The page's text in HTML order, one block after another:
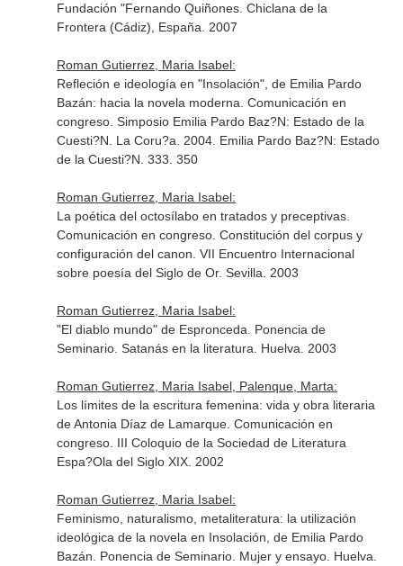
Fundación "Fernando Quiñones. Chiclana de la
Frontera (Cádiz), España. 2007
Roman Gutierrez, Maria Isabel:
Refleción e ideología en "Insolación", de Emilia Pardo
Bazán: hacia la novela moderna. Comunicación en
congreso. Simposio Emilia Pardo Baz?N: Estado de la
Cuesti?N. La Coru?a. 2004. Emilia Pardo Baz?N: Estado
de la Cuesti?N. 333. 350
Roman Gutierrez, Maria Isabel:
La poética del octosílabo en tratados y preceptivas.
Comunicación en congreso. Constitución del corpus y
configuración del canon. VII Encuentro Internacional
sobre poesía del Siglo de Or. Sevilla. 2003
Roman Gutierrez, Maria Isabel:
"El diablo mundo" de Espronceda. Ponencia de
Seminario. Satanás en la literatura. Huelva. 2003
Roman Gutierrez, Maria Isabel, Palenque, Marta:
Los límites de la escritura femenina: vida y obra literaria
de Antonia Díaz de Lamarque. Comunicación en
congreso. III Coloquio de la Sociedad de Literatura
Espa?Ola del Siglo XIX. 2002
Roman Gutierrez, Maria Isabel:
Feminismo, naturalismo, metaliteratura: la utilización
ideológica de la novela en Insolación, de Emilia Pardo
Bazán. Ponencia de Seminario. Mujer y ensayo. Huelva.